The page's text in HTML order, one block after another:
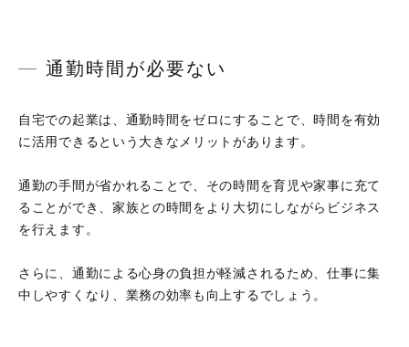
通勤時間が必要ない
自宅での起業は、通勤時間をゼロにすることで、時間を有効
に活用できるという大きなメリットがあります。
通勤の手間が省かれることで、その時間を育児や家事に充て
ることができ、家族との時間をより大切にしながらビジネス
を行えます。
さらに、通勤による心身の負担が軽減されるため、仕事に集
中しやすくなり、業務の効率も向上するでしょう。